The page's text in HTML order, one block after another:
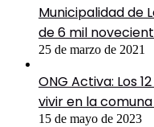
Municipalidad de
de 6 mil
25 de marzo de 2021
ONG Activa: Los
vivir en la
15 de mayo de 2023